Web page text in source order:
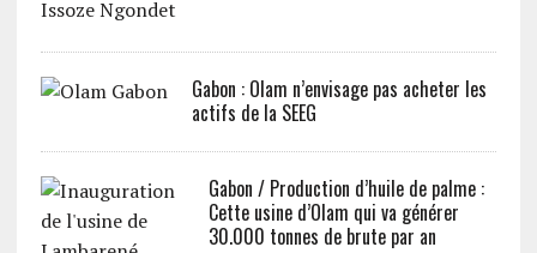
Gabon : Olam n’envisage pas acheter les
actifs de la SEEG
Gabon / Production d’huile de palme :
Cette usine d’Olam qui va générer
30.000 tonnes de brute par an